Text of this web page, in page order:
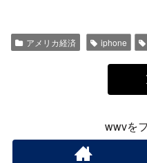
アメリカ経済 iphone
wwvを